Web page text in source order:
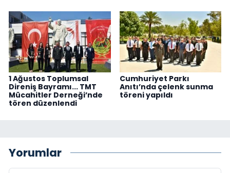
1 Ağustos Toplumsal
Direniş Bayramı... TMT
Mücahitler Derneği’nde
tören düzenlendi
Cumhuriyet Parkı
Anıtı’nda çelenk sunma
töreni yapıldı
Yorumlar